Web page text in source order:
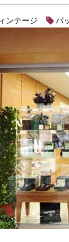
ンテージ バ